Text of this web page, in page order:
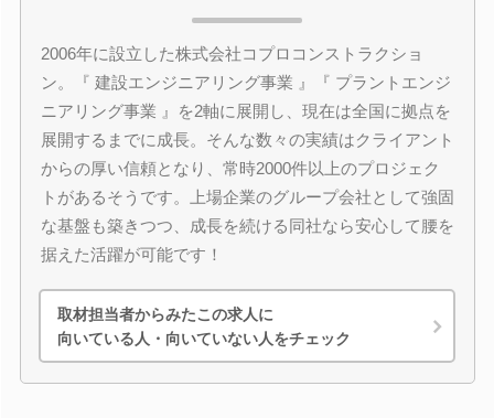
2006年に設立した株式会社コプロコンストラクショ
ン。『 建設エンジニアリング事業 』『 プラントエンジ
ニアリング事業 』を2軸に展開し、現在は全国に拠点を
展開するまでに成長。そんな数々の実績はクライアント
からの厚い信頼となり、常時2000件以上のプロジェク
トがあるそうです。上場企業のグループ会社として強固
な基盤も築きつつ、成長を続ける同社なら安心して腰を
据えた活躍が可能です！
取材担当者からみたこの求人に
向いている人・向いていない人をチェック